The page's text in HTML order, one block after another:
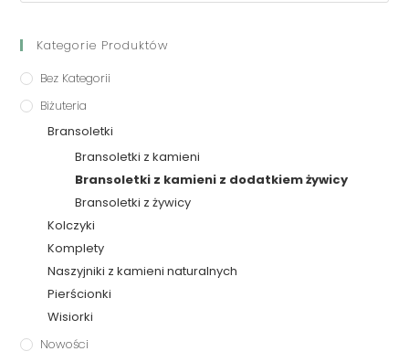
Kategorie Produktów
Bez Kategorii
Biżuteria
Bransoletki
Bransoletki z kamieni
Bransoletki z kamieni z dodatkiem żywicy
Bransoletki z żywicy
Kolczyki
Komplety
Naszyjniki z kamieni naturalnych
Pierścionki
Wisiorki
Nowości